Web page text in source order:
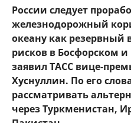
России следует
железнодорожный
океану как резервный
рисков в Босфорском
заявил ТАСС вице-
Хуснуллин. По его
рассматривать
через Туркменистан,